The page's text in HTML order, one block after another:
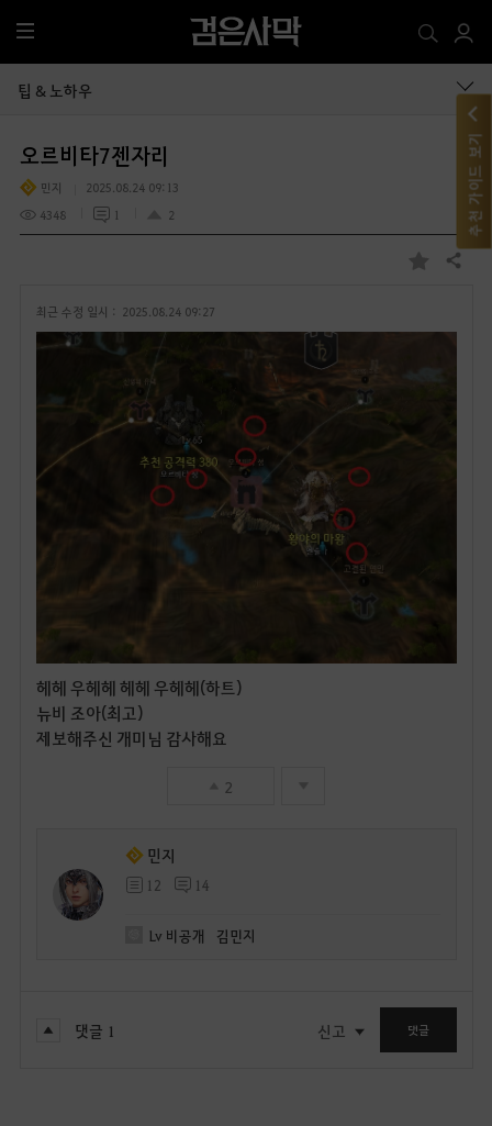
전
체
메
팁 & 노하우
오르비타7젠자리
민지
2025.08.24 09:13
4348
1 2
즐
공유하기
최근 수정 일시 : 2025.08.24 09:27
헤헤 우헤헤 헤헤 우헤헤(하트)
뉴비 조아(최고)
제보해주신 개미님 감사해요
2
민지
12 14
Lv 비공개 김민지
댓글 1 신고 댓글
추천 가이드 보기